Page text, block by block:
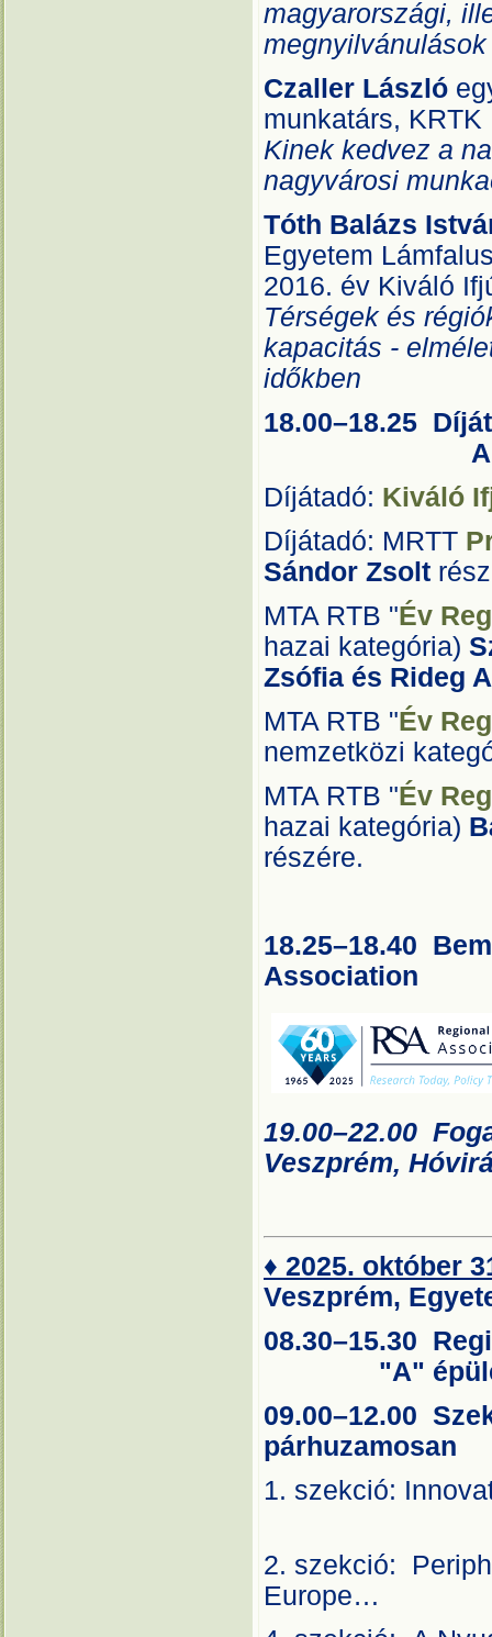
magyarországi,
megnyilvánulások
Czaller László
munkatárs,
Kinek kedvez a
nagyvárosi
Tóth Balázs
Egyetem
2016. év Kiváló
Térségek és
kapacitás -
időkben
18.00–18.25
A1
Díjátadó: Kiváló
Díjátadó: MRTT
Sándor Zsolt
MTA RTB "Év
hazai kategória)
Zsófia és Rideg
MTA RTB "Év
nemzetközi
MTA RTB "Év
hazai kategória)
részére.
18.25–18.40
Association
19.00–22.00
Veszprém,
♦ 2025. október
Veszprém,
"A" épület
09.00–12.00
párhuzamosan
1. szekció:
2. szekció: